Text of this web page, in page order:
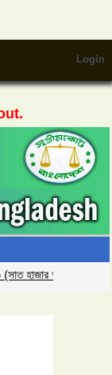
Login
আটশত তিপ্পান্ন)